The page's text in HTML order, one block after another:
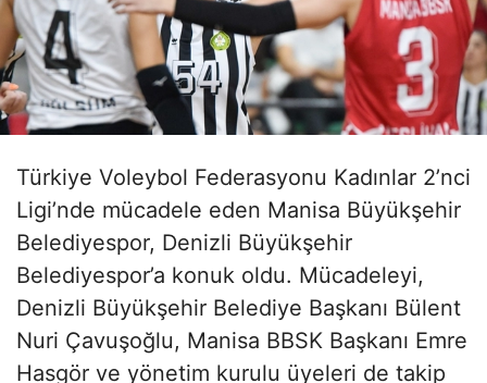
Türkiye Voleybol Federasyonu Kadınlar 2’nci
Ligi’nde mücadele eden Manisa Büyükşehir
Belediyespor, Denizli Büyükşehir
Belediyespor’a konuk oldu. Mücadeleyi,
Denizli Büyükşehir Belediye Başkanı Bülent
Nuri Çavuşoğlu, Manisa BBSK Başkanı Emre
Hasgör ve yönetim kurulu üyeleri de takip